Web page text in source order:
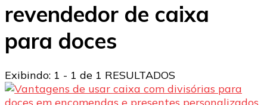
revendedor de caixa
para doces
Exibindo: 1 - 1 de 1 RESULTADOS